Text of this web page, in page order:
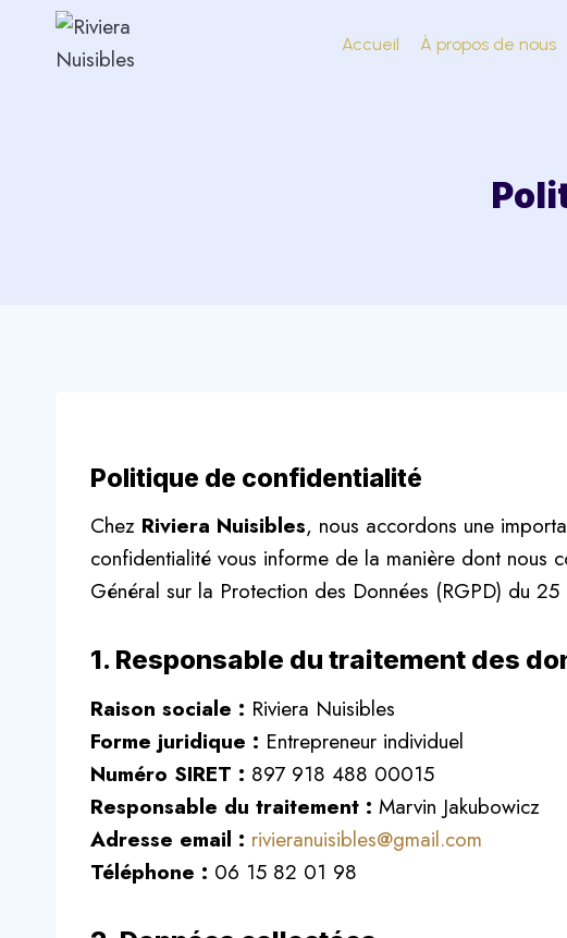
Accueil À propos de nous
Politique de confidentialité
Chez Riviera Nuisibles, nous accordons une
confidentialité vous informe de la manière dont nous
Général sur la Protection des Données (RGPD) du
1. Responsable du traitement des
Raison sociale : Riviera Nuisibles
Forme juridique : Entrepreneur individuel
Numéro SIRET : 897 918 488 00015
Responsable du traitement : Marvin Jakubowicz
Adresse email : rivieranuisibles@gmail.com
Téléphone : 06 15 82 01 98